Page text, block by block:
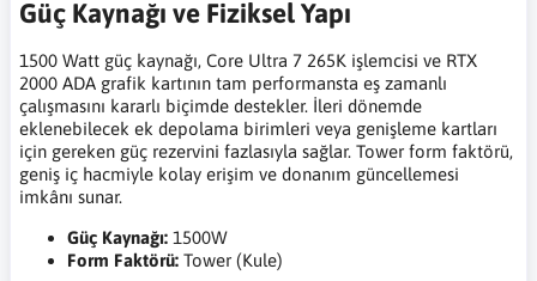
Güç Kaynağı ve Fiziksel Yapı
1500 Watt güç kaynağı, Core Ultra 7 265K işlemcisi ve RTX
2000 ADA grafik kartının tam performansta eş zamanlı
çalışmasını kararlı biçimde destekler. İleri dönemde
eklenebilecek ek depolama birimleri veya genişleme kartları
için gereken güç rezervini fazlasıyla sağlar. Tower form faktörü,
geniş iç hacmiyle kolay erişim ve donanım güncellemesi
imkânı sunar.
Güç Kaynağı: 1500W
Form Faktörü: Tower (Kule)